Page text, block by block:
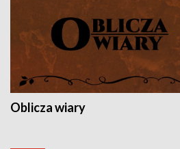
Oblicza wiary